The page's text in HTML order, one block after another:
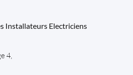
Installateurs Electriciens
4,